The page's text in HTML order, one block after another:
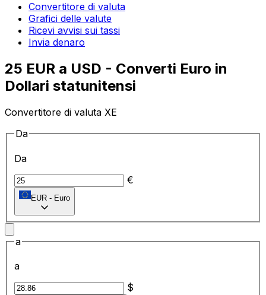
Convertitore di valuta
Grafici delle valute
Ricevi avvisi sui tassi
Invia denaro
25 EUR a USD - Converti Euro in
Dollari statunitensi
Convertitore di valuta XE
Da
Da
€
EUR - Euro
a
a
$